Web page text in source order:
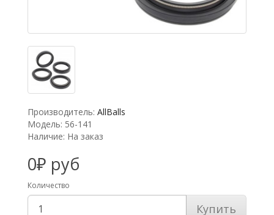
Производитель: AllBalls
Модель: 56-141
Наличие: На заказ
0₽ руб
Количество
Купить